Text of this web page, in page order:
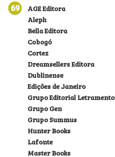
69
AGE Editora
Aleph
Bella Editora
Cobogó
Cortez
Dreamsellers Editora
Dublinense
Edições de Janeiro
Grupo Editorial Letramento
Grupo Gen
Grupo Summus
Hunter Books
Lafonte
Master Books